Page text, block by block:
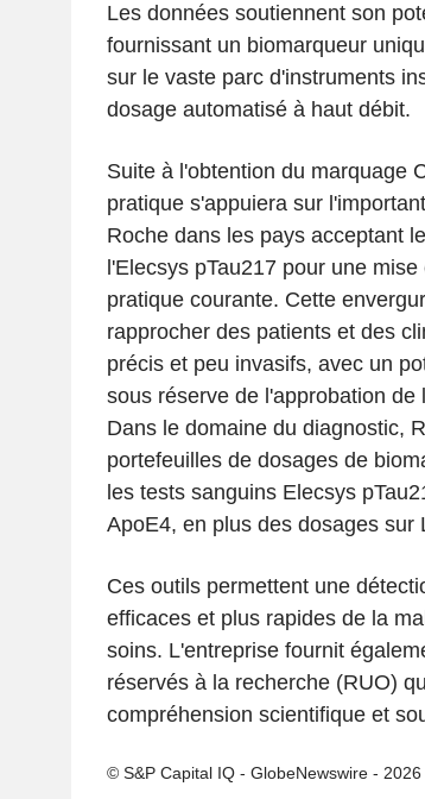
Les données soutiennent son
fournissant un biomarqueur
sur le vaste parc d'instruments
dosage automatisé à haut débit.
Suite à l'obtention du marquage
pratique s'appuiera sur
Roche dans les pays acceptant
l'Elecsys pTau217 pour une
pratique courante. Cette
rapprocher des patients et des
précis et peu invasifs, avec un
sous réserve de l'approbation
Dans le domaine du diagnostic,
portefeuilles de dosages de
les tests sanguins Elecsys
ApoE4, en plus des dosages sur
Ces outils permettent une
efficaces et plus rapides de la
soins. L'entreprise fournit
réservés à la recherche (RUO)
compréhension scientifique et
© S&P Capital IQ - GlobeNewswire - 2026